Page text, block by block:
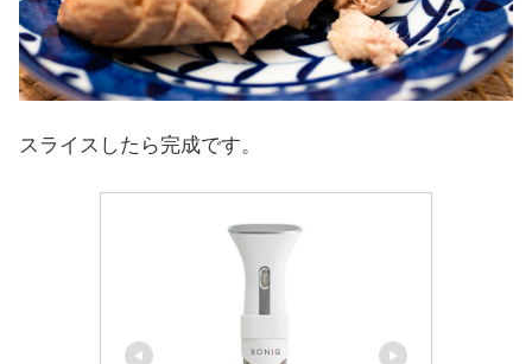
スライスしたら完成です。